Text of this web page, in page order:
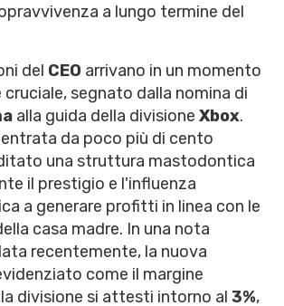
a lungo termine del
del CEO arrivano in un momento
segnato dalla nomina di
alla guida della divisione Xbox.
da poco più di cento
una struttura mastodontica
il prestigio e l'influenza
a generare profitti in linea con le
casa madre. In una nota
recentemente, la nuova
come il margine
divisione si attesti intorno al 3%,